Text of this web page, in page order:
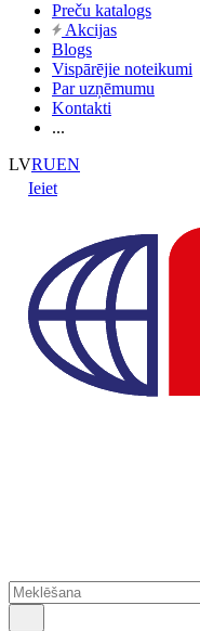
Preču katalogs
Akcijas
Blogs
Vispārējie noteikumi
Par uzņēmumu
Kontakti
...
LVRUEN
Ieiet